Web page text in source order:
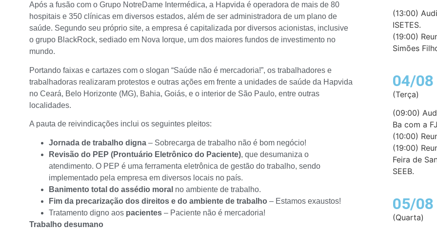
Após a fusão com o Grupo NotreDame Intermédica, a Hapvida é operadora de mais de 80
hospitais e 350 clínicas em diversos estados, além de ser administradora de um plano de
saúde. Segundo seu próprio site, a empresa é capitalizada por diversos acionistas, inclusive
o grupo BlackRock, sediado em Nova Iorque, um dos maiores fundos de investimento no
mundo.
Portando faixas e cartazes com o slogan “Saúde não é mercadoria!”, os trabalhadores e
trabalhadoras realizaram protestos e outras ações em frente a unidades de saúde da Hapvida
no Ceará, Belo Horizonte (MG), Bahia, Goiás, e o interior de São Paulo, entre outras
localidades.
A pauta de reivindicações inclui os seguintes pleitos:
Jornada de trabalho digna – Sobrecarga de trabalho não é bom negócio!
Revisão do PEP (Prontuário Eletrônico do Paciente), que desumaniza o
atendimento. O PEP é uma ferramenta eletrônica de gestão do trabalho, sendo
implementado pela empresa em diversos locais no país.
Banimento total do assédio moral no ambiente de trabalho.
Fim da precarização dos direitos e do ambiente de trabalho – Estamos exaustos!
Tratamento digno aos pacientes – Paciente não é mercadoria!
Trabalho desumano
(13:00)
ISETES.
(19:00)
Simões
04/08
(Terça)
(09:00)
Ba com a
(10:00)
(19:00)
Feira de
SEEB.
05/08
(Quarta)